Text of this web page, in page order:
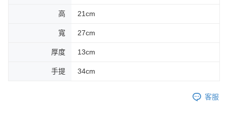
高 21cm
寬 27cm
厚度 13cm
手提 34cm
客服